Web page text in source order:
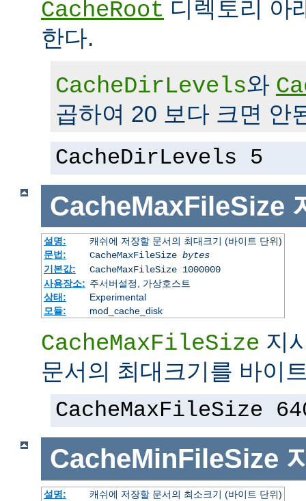
CacheRoot 디렉토리 아
한다.
CacheDirLevels와
곱하여 20 보다 크면 안
CacheDirLevels 5
CacheMaxFileSize
설명:
캐쉬에 저장할 문서의 최대크기 (바이트 단위)
문법:
CacheMaxFileSize bytes
기본값:
CacheMaxFileSize 1000000
사용장소: 주서버설정, 가상호스트
상태:
Experimental
모듈:
mod_cache_disk
CacheMaxFileSize 지
문서의 최대크기를 바이
CacheMaxFileSize
CacheMinFileSize
설명:
캐쉬에 저장할 문서의 최소크기 (바이트 단위)